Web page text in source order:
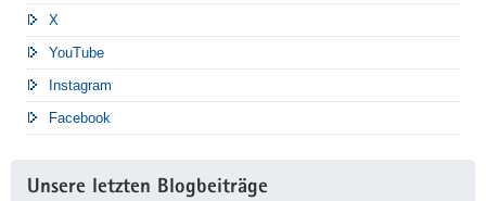
X
YouTube
Instagram
Facebook
Unsere letzten Blogbeiträge